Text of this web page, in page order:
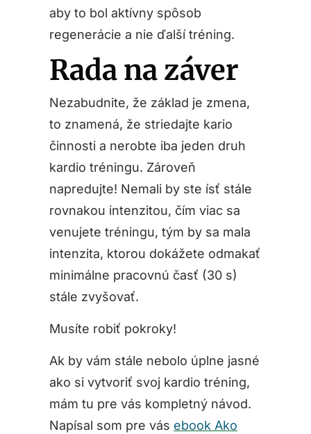
aby to bol aktívny spôsob
regenerácie a nie ďalší tréning.
Rada na záver
Nezabudnite, že základ je zmena,
to znamená, že striedajte kario
činnosti a nerobte iba jeden druh
kardio tréningu. Zároveň
napredujte! Nemali by ste ísť stále
rovnakou intenzitou, čím viac sa
venujete tréningu, tým by sa mala
intenzita, ktorou dokážete odmakať
minimálne pracovnú časť (30 s)
stále zvyšovať.
Musíte robiť pokroky!
Ak by vám stále nebolo úplne jasné
ako si vytvoriť svoj kardio tréning,
mám tu pre vás kompletný návod.
Napísal som pre vás ebook Ako